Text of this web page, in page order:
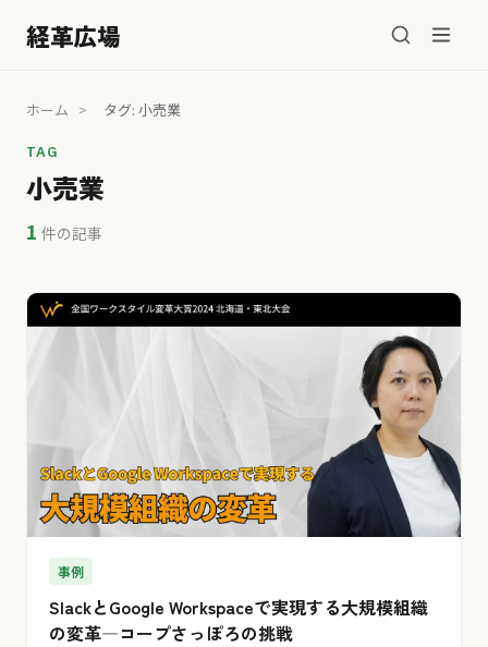
経革広場
ホーム > タグ: 小売業
TAG
小売業
1 件の記事
事例
SlackとGoogle Workspaceで実現する大規模組織
の変革―コープさっぽろの挑戦